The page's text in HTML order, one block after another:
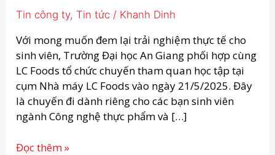
Tin công ty, Tin tức / Khanh Dinh
Với mong muốn đem lại trải nghiệm thực tế cho
sinh viên, Trường Đại học An Giang phối hợp cùng
LC Foods tổ chức chuyến tham quan học tập tại
cụm Nhà máy LC Foods vào ngày 21/5/2025. Đây
là chuyến đi dành riêng cho các bạn sinh viên
ngành Công nghệ thực phẩm và […]
–
Kết
nối
nhà
trường
và
doanh
nghiệp
Đọc thêm »